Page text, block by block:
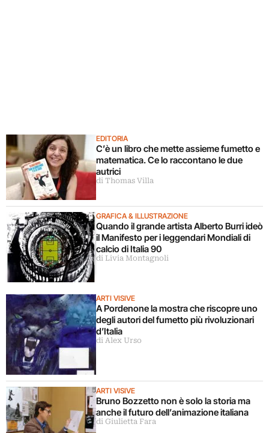
EDITORIA
C’è un libro che mette assieme fumetto e
matematica. Ce lo raccontano le due
autrici
di Thomas Villa
GRAFICA & ILLUSTRAZIONE
Quando il grande artista Alberto Burri ideò
il Manifesto per i leggendari Mondiali di
calcio di Italia 90
di Livia Montagnoli
ARTI VISIVE
A Pordenone la mostra che riscopre uno
degli autori del fumetto più rivoluzionari
d’Italia
di Alex Urso
ARTI VISIVE
Bruno Bozzetto non è solo la storia ma
anche il futuro dell’animazione italiana
di Giulietta Fara